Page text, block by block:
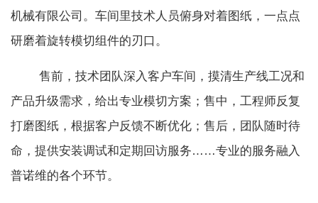
机械有限公司。车间里技术人员俯身对着图纸，一点点
研磨着旋转模切组件的刃口。
售前，技术团队深入客户车间，摸清生产线工况和
产品升级需求，给出专业模切方案；售中，工程师反复
打磨图纸，根据客户反馈不断优化；售后，团队随时待
命，提供安装调试和定期回访服务……专业的服务融入
普诺维的各个环节。